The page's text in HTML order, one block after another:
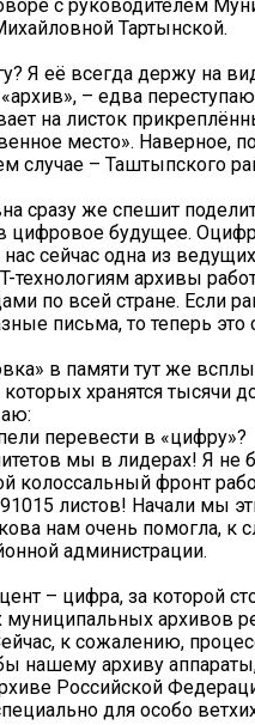
с руководителем
Тартынской.
Я её всегда держу на
– едва
на листок
место». Наверное,
случае – Таштыпского
сразу же спешит
цифровое будущее.
нас сейчас одна из
технологиям архивы
по всей стране. Если
письма, то теперь это
в памяти тут же
хранятся тысячи
перевести в «цифру»?
мы в лидерах! Я не
колоссальный фронт
листов! Начали мы
нам очень помогла, к
администрации.
– цифра, за которой
муниципальных архивов
к сожалению,
нашему архиву
Российской
для особо